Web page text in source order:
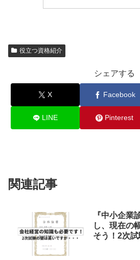
役立つ資格紹介
シェアする
X Facebook
LINE Pinterest
関連記事
『中小企業
し、現在の
そう！2次試